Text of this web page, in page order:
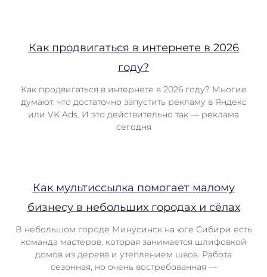
Как продвигаться в интернете в 2026
году?
Как продвигаться в интернете в 2026 году? Многие
думают, что достаточно запустить рекламу в Яндекс
или VK Ads. И это действительно так — реклама
сегодня
Как мультиссылка помогает малому
бизнесу в небольших городах и сёлах
В небольшом городе Минусинск на юге Сибири есть
команда мастеров, которая занимается шлифовкой
домов из дерева и утеплением швов. Работа
сезонная, но очень востребованная —